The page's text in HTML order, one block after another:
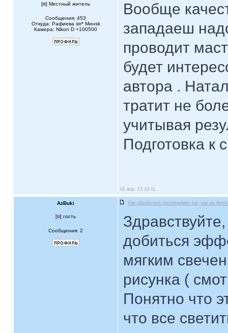
[ ] Местный житель
Сообщения: 453
Откуда: Рафиева str* Mинsk
Камера: Nikon D +100500
Вообще
западаеш
проводит
будет
автора .
тратит не
учитывая
Подготовка к
01 апр, 13 19:11
AzBuki Как обработать фотографию так, как на
[ ] гость
Сообщения: 2
добиться
мягким
рисунка (
Понятно что
что все